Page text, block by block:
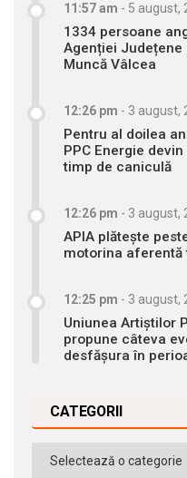
11:57 am - 5 august,
1334 persoane
Agenției Județene
Muncă Vâlcea
12:26 pm - 3 august,
Pentru al doilea
PPC Energie
timp de caniculă
12:26 pm - 3 august,
APIA plătește
motorina aferentă
12:25 pm - 3 august,
Uniunea Artiștilor
propune câteva
desfășura în
CATEGORII
Categorii